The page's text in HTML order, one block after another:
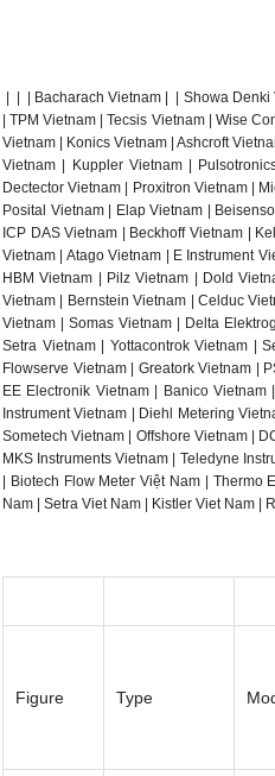
Bacharach Vietnam | Showa Denki
| TPM Vietnam | Tecsis Vietnam | Wise
Vietnam | Konics Vietnam | Ashcroft
Vietnam | Kuppler Vietnam |
Dectector Vietnam | Proxitron Vietnam |
Posital Vietnam | Elap Vietnam |
ICP DAS Vietnam | Beckhoff Vietnam |
Vietnam | Atago Vietnam | E Instrument
HBM Vietnam | Pilz Vietnam | Dold
Vietnam | Bernstein Vietnam | Celduc
Vietnam | Somas Vietnam | Delta
Setra Vietnam | Yottacontrok Vietnam |
Flowserve Vietnam | Greatork Vietnam |
EE Electronik Vietnam | Banico
Instrument Vietnam | Diehl Metering
Sometech Vietnam | Offshore Vietnam |
MKS Instruments Vietnam | Teledyne
| Biotech Flow Meter Việt Nam |
Nam | Setra Viet Nam | Kistler Viet Nam |
Fig­ure Type